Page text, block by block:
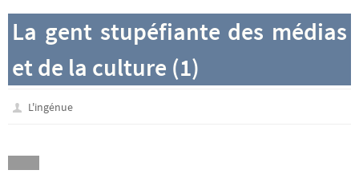
La gent stupéfiante des médias
et de la culture (1)
L'ingénue